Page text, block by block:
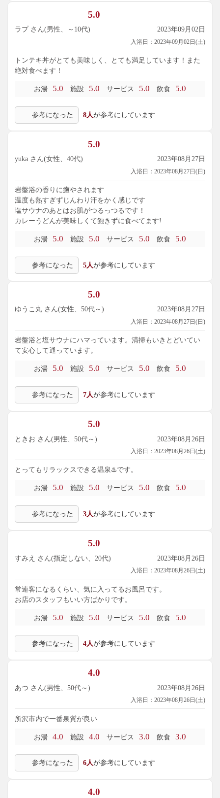
5.0
ラプ さん(男性、～10代) 2023年09月02日
入浴日：2023年09月02日(土)
トンテキ丼がとても美味しく、とても満足しています！また
絶対食べます！
お湯 5.0 施設 5.0 サービス 5.0 飲食 5.0
参考になった 8人が参考にしています
5.0
yuka さん(女性、40代) 2023年08月27日
入浴日：2023年08月27日(日)
岩盤浴の香りに癒やされます
温度も熱すぎずじんわり汗をかく感じです
塩サウナのあとはお肌がつるっつるです！
カレーうどんが美味しくて飽きずに食べてます!
お湯 5.0 施設 5.0 サービス 5.0 飲食 5.0
参考になった 5人が参考にしています
5.0
ゆうこ丸 さん(女性、50代～) 2023年08月27日
入浴日：2023年08月27日(日)
岩盤浴と塩サウナにハマっています。清掃もいきとどいてい
て安心して通っています。
お湯 5.0 施設 5.0 サービス 5.0 飲食 5.0
参考になった 7人が参考にしています
5.0
ときお さん(男性、50代～) 2023年08月26日
入浴日：2023年08月26日(土)
とってもリラックスできる温泉♨️です。
お湯 5.0 施設 5.0 サービス 5.0 飲食 5.0
参考になった 3人が参考にしています
5.0
すみえ さん(指定しない、20代) 2023年08月26日
入浴日：2023年08月26日(土)
常連客になるくらい、気に入ってるお風呂です。
お店のスタッフもいい方ばかりです。
お湯 5.0 施設 5.0 サービス 5.0 飲食 5.0
参考になった 4人が参考にしています
4.0
あつ さん(男性、50代～) 2023年08月26日
入浴日：2023年08月26日(土)
所沢市内で一番泉質が良い
お湯 4.0 施設 4.0 サービス 3.0 飲食 3.0
参考になった 6人が参考にしています
4.0